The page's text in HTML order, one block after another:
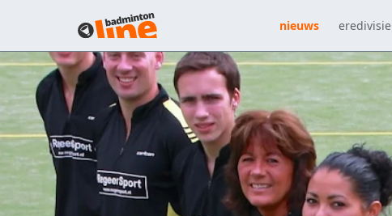
nieuws eredivisie